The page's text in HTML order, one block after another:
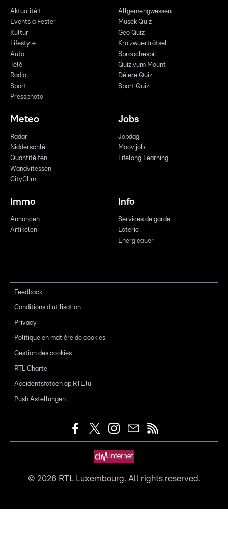
Aktualitéit
Events a Fester
Kultur
Lifestyle
Auto
Télé
Radio
Sport
Pressphoto
Allgemengwëssen
Musek Quiz
Geo Quiz
Kräizwuerträtsel
Sproochespill
Quiz vum Mount
Déiere Quiz
Sport Quiz
Meteo
Radar
Nidderschléi
Quantitéiten
Wandvitessen
CityClim
Jobs
Jobdag
Moovijob
Lifelong Learning
Immo
Annoncen
Artikelen
Info
Services de garde
Loterie
Energieauer
Feedback
Conditions d'utilisation
Privacy
Politique en matière de cookies
Gestion des cookies
RTL Charte
Accidentsfotoen op RTL.lu
Push Astellungen
© 2026RTL Luxembourg. All rights reserved.